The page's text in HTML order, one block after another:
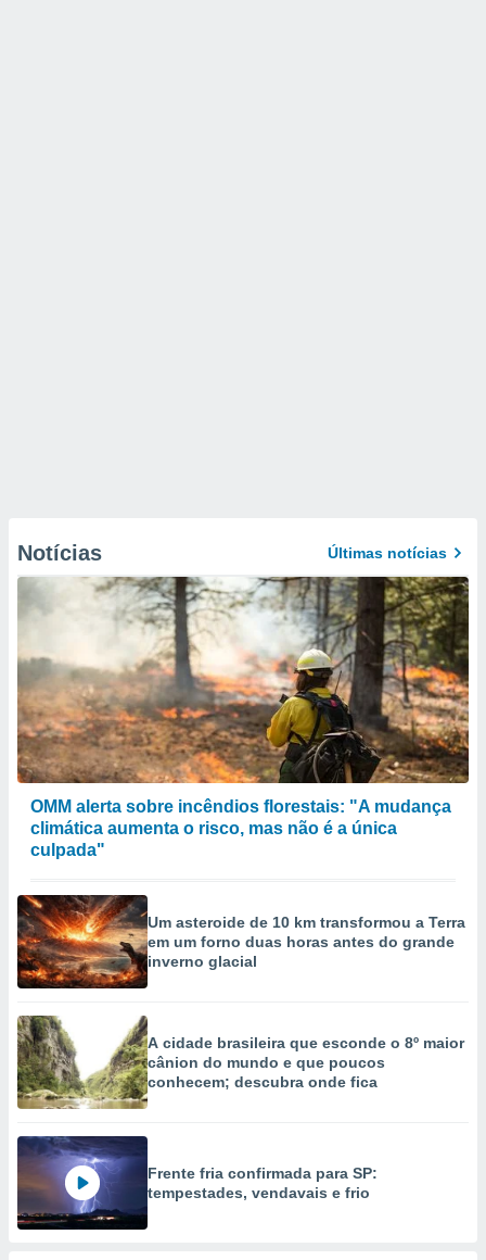
Notícias Últimas notícias
OMM alerta sobre incêndios florestais: "A mudança
climática aumenta o risco, mas não é a única
culpada"
Um asteroide de 10 km transformou a Terra
em um forno duas horas antes do grande
inverno glacial
A cidade brasileira que esconde o 8º maior
cânion do mundo e que poucos
conhecem; descubra onde fica
Frente fria confirmada para SP:
tempestades, vendavais e frio